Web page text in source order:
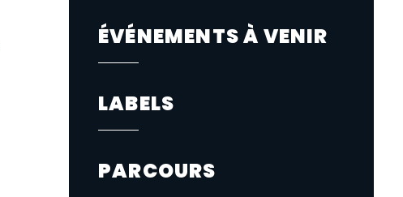
ÉVÉNEMENTS À VENIR
LABELS
PARCOURS